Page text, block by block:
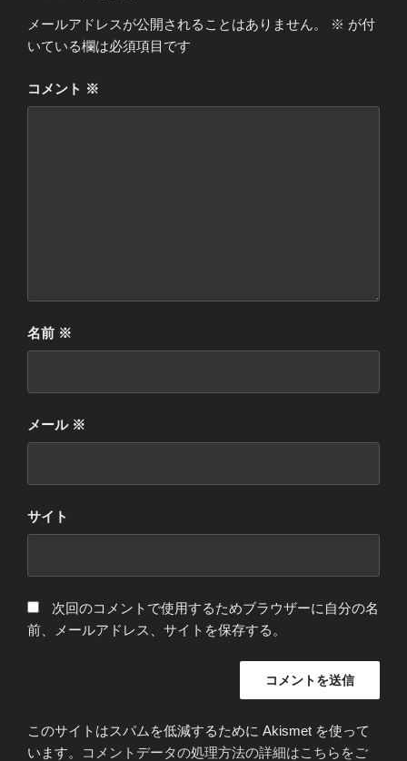
メールアドレスが公開されることはありません。 ※ が付
いている欄は必須項目です
コメント ※
名前 ※
メール ※
サイト
次回のコメントで使用するためブラウザーに自分の名
前、メールアドレス、サイトを保存する。
このサイトはスパムを低減するために Akismet を使って
います。
コメントデータの処理方法の詳細はこちらをご